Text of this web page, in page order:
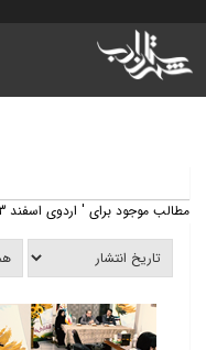
مطالب موجود برای ' اردوی اسفند 93 بانوان آفتابگردان ها'